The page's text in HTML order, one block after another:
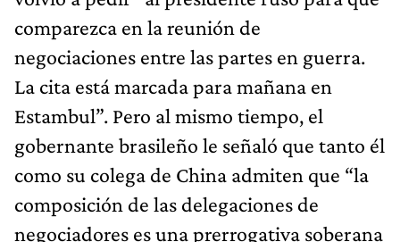
comparezca en la reunión de
negociaciones entre las partes en guerra.
La cita está marcada para mañana en
Estambul”. Pero al mismo tiempo, el
gobernante brasileño le señaló que tanto él
como su colega de China admiten que “la
composición de las delegaciones de
negociadores es una prerrogativa soberana